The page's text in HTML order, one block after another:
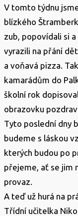
V tomto týdnu
blízkého
zub, popovídali si
vyrazili na přání
a voňavá pizza.
kamarádům do
školní rok
obrazovku
Tyto poslední dny
budeme s láskou
kterých budou po
přejeme, ať se jim
provaz.
A teď už hurá na
Třídní učitelka